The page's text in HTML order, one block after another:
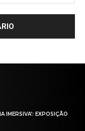
IMERSIVA’: EXPOSIÇÃO